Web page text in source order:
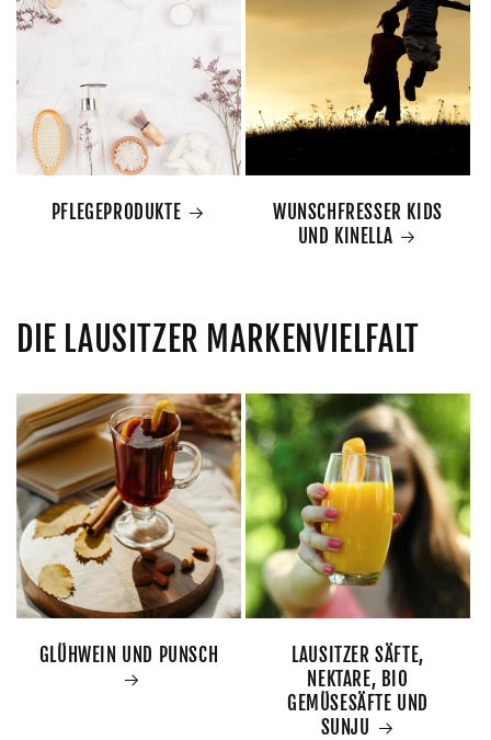
PFLEGEPRODUKTE
WUNSCHFRESSER KIDS
UND KINELLA
DIE LAUSITZER MARKENVIELFALT
GLÜHWEIN UND PUNSCH
LAUSITZER SÄFTE,
NEKTARE, BIO
GEMÜSESÄFTE UND
SUNJU